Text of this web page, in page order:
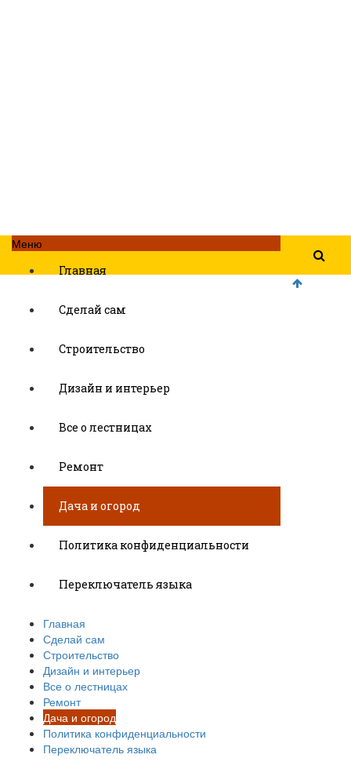
Меню
Главная
Сделай сам
Строительство
Дизайн и интерьер
Все о лестницах
Ремонт
Дача и огород
Политика конфиденциальности
Переключатель языка
Главная
Сделай сам
Строительство
Дизайн и интерьер
Все о лестницах
Ремонт
Дача и огород
Политика конфиденциальности
Переключатель языка